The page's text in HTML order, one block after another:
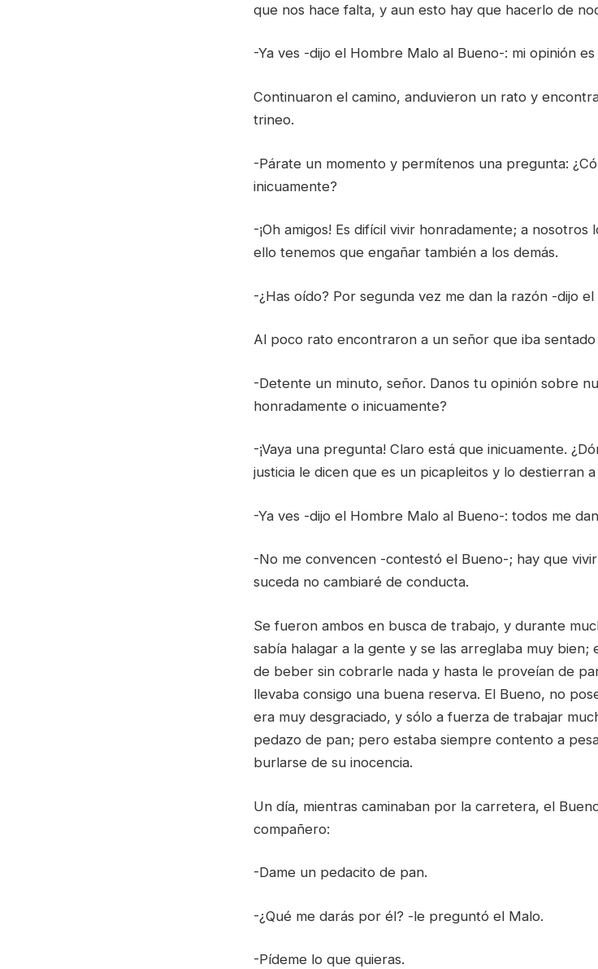
que nos hace falta, y aun esto hay que hacerlo de
-Ya ves -dijo el Hombre Malo al Bueno-: mi opinión
Continuaron el camino, anduvieron un rato y
trineo.
-Párate un momento y permítenos una pregunta:
inicuamente?
-¡Oh amigos! Es difícil vivir honradamente; a
ello tenemos que engañar también a los demás.
-¿Has oído? Por segunda vez me dan la razón -dijo
Al poco rato encontraron a un señor que iba
-Detente un minuto, señor. Danos tu opinión sobre
honradamente o inicuamente?
-¡Vaya una pregunta! Claro está que inicuamente.
justicia le dicen que es un picapleitos y lo destierran a
-Ya ves -dijo el Hombre Malo al Bueno-: todos me
-No me convencen -contestó el Bueno-; hay que
suceda no cambiaré de conducta.
Se fueron ambos en busca de trabajo, y durante
sabía halagar a la gente y se las arreglaba muy
de beber sin cobrarle nada y hasta le proveían de
llevaba consigo una buena reserva. El Bueno, no
era muy desgraciado, y sólo a fuerza de trabajar
pedazo de pan; pero estaba siempre contento a
burlarse de su inocencia.
Un día, mientras caminaban por la carretera, el
compañero:
-Dame un pedacito de pan.
-¿Qué me darás por él? -le preguntó el Malo.
-Pídeme lo que quieras.